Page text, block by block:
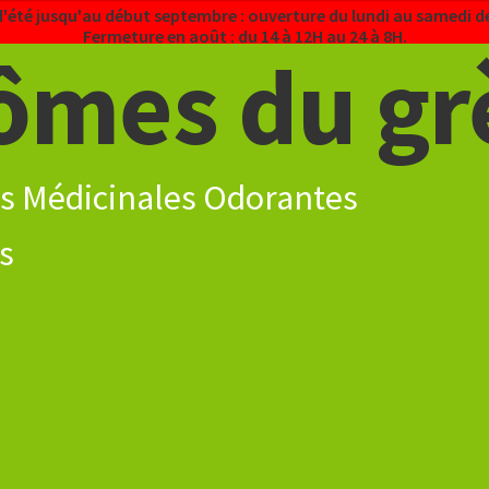
jusqu'au début septembre : ouverture du lundi au samedi de
Fermeture en août : du 14 à 12H au 24 à 8H.
du
Médicinales Odorantes